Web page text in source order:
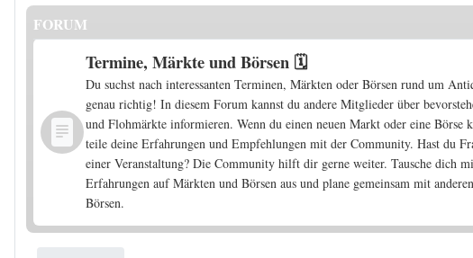
FORUM
Termine, Märkte und Börsen 🗓️
Du suchst nach interessanten Terminen, Märkten oder Börsen rund um
genau richtig! In diesem Forum kannst du andere Mitglieder über
und Flohmärkte informieren. Wenn du einen neuen Markt oder eine Börse
teile deine Erfahrungen und Empfehlungen mit der Community. Hast du
einer Veranstaltung? Die Community hilft dir gerne weiter. Tausche dich
Erfahrungen auf Märkten und Börsen aus und plane gemeinsam mit
Börsen.